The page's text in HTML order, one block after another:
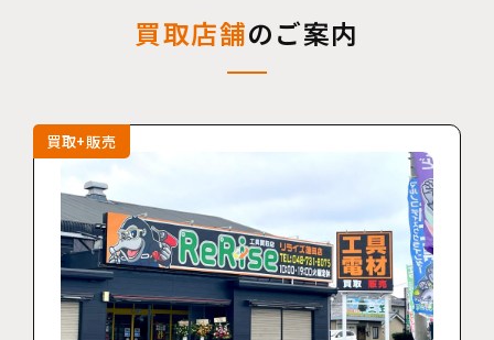
買取店舗のご案内
買取+販売